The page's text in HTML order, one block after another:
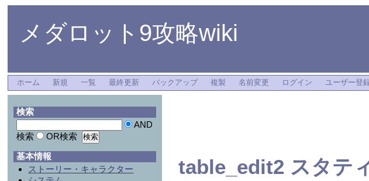
メダロット9攻略wiki
ホーム 新規 一覧 最終更新 バックアップ 複製 名前変更 ログイン ユーザー登
table_edit2 スタテ
検索
AND
検索
OR検索
基本情報
ストーリー・キャラクター